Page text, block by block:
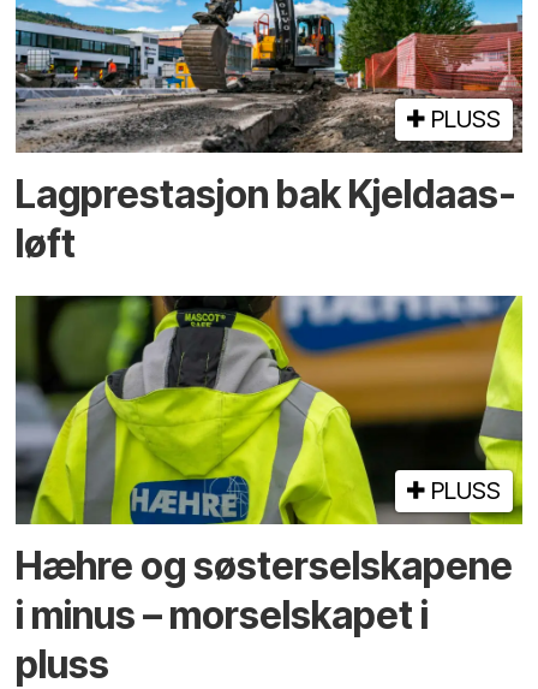
PLUSS
Lagprestasjon bak Kjeldaas-
løft
PLUSS
Hæhre og søster­selskapene
i minus – mor­selskapet i
pluss